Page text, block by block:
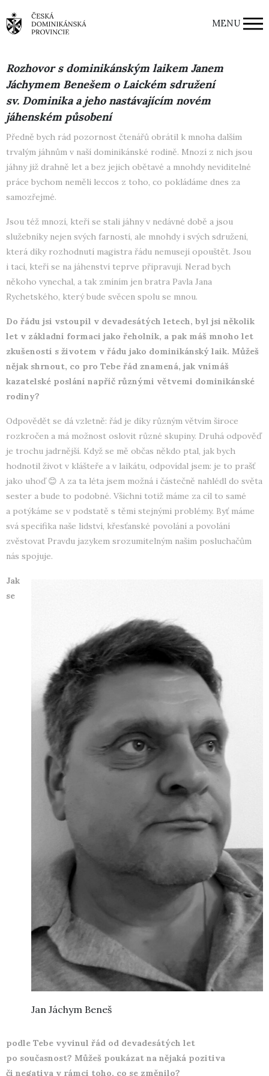
MENU
Rozhovor s dominikánským laikem Janem
Jáchymem Benešem o Laickém sdružení
sv. Dominika a jeho nastávajícím novém
jáhenském působení
Předně bych rád pozornost čtenářů obrátil k mnoha dalším
trvalým jáhnům v naší dominikánské rodině. Mnozí z nich jsou
jáhny již drahně let a bez jejich obětavé a mnohdy neviditelné
práce bychom neměli leccos z toho, co pokládáme dnes za
samozřejmé.
Jsou též mnozí, kteří se stali jáhny v nedávné době a jsou
služebníky nejen svých farností, ale mnohdy i svých sdružení,
která díky rozhodnutí magistra řádu nemusejí opouštět. Jsou
i tací, kteří se na jáhenství teprve připravují. Nerad bych
někoho vynechal, a tak zmíním jen bratra Pavla Jana
Rychetského, který bude svěcen spolu se mnou.
Do řádu jsi vstoupil v devadesátých letech, byl jsi několik
let v základní formaci jako řeholník, a pak máš mnoho let
zkušeností s životem v řádu jako dominikánský laik. Můžeš
nějak shrnout, co pro Tebe řád znamená, jak vnímáš
kazatelské poslání napříč různými větvemi dominikánské
rodiny?
Odpovědět se dá vzletně: řád je díky různým větvím široce
rozkročen a má možnost oslovit různé skupiny. Druhá odpověď
je trochu jadrnější. Když se mě občas někdo ptal, jak bych
hodnotil život v klášteře a v laikátu, odpovídal jsem: je to prašť
jako uhoď 😊 A za ta léta jsem možná i částečně nahlédl do světa
sester a bude to podobné. Všichni totiž máme za cíl to samé
a potýkáme se v podstatě s těmi stejnými problémy. Byť máme
svá specifika naše lidství, křesťanské povolání a povolání
zvěstovat Pravdu jazykem srozumitelným našim posluchačům
nás spojuje.
Jan Jáchym Beneš
Jak
se
podle Tebe vyvinul řád od devadesátých let
po současnost? Můžeš poukázat na nějaká pozitiva
či negativa v rámci toho, co se změnilo?